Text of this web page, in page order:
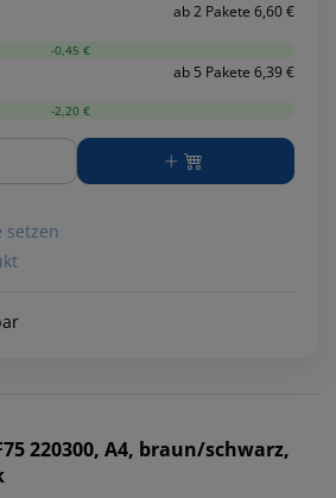
ab 2 Pakete 6,60 €
-0,45 €
ab 5 Pakete 6,39 €
-2,20 €
setzen
220300, A4, braun/schwarz,